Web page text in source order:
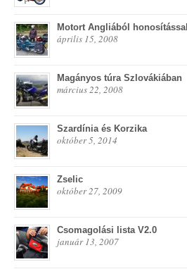
Motort Angliából honosítással
április 15, 2008
Magányos túra Szlovákiában
március 22, 2008
Szardínia és Korzika
október 5, 2014
Zselic
október 27, 2009
Csomagolási lista V2.0
január 13, 2007